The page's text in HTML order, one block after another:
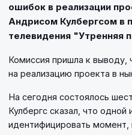
ошибок в реализации
Андрисом Кулбергсом в
телевидения "Утренняя
Комиссия пришла к выводу,
на реализацию проекта в
На сегодня состоялось
Кулбергс сказал, что одной
идентифицировать момент,